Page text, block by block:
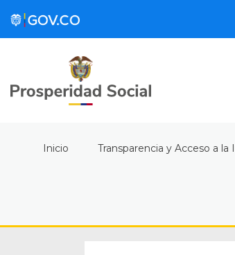
Inicio Transparencia y Acceso a